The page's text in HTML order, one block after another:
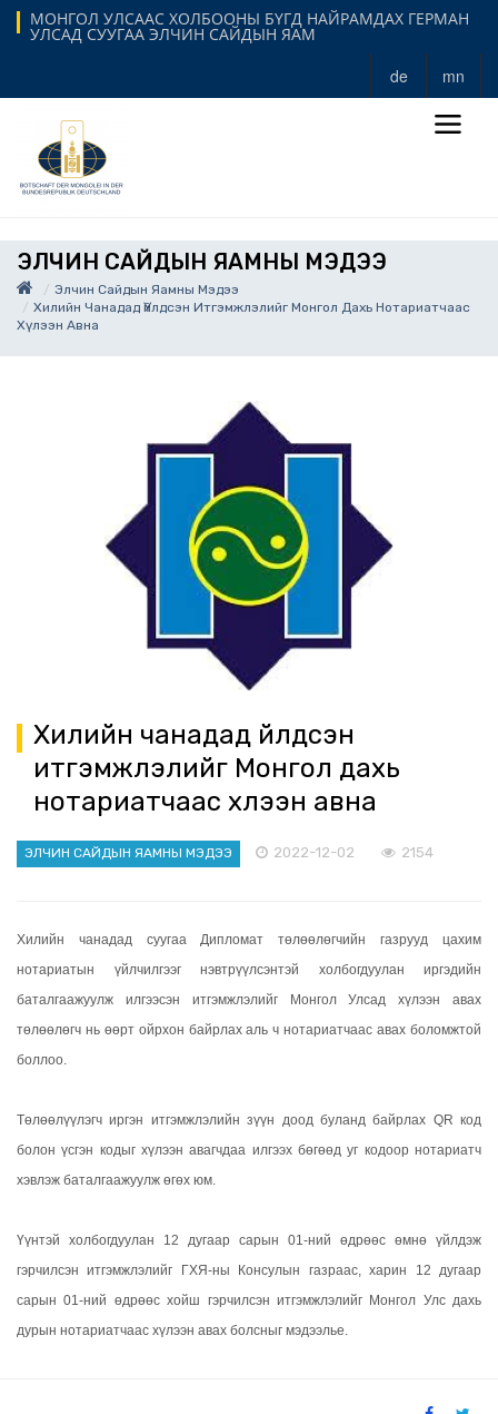
МОНГОЛ УЛСААС ХОЛБООНЫ БҮГД НАЙРАМДАХ ГЕРМАН
УЛСАД СУУГАА ЭЛЧИН САЙДЫН ЯАМ
de mn
ЭЛЧИН САЙДЫН ЯАМНЫ МЭДЭЭ
Элчин Сайдын Яамны Мэдээ
Хилийн Чанадад Үйлдсэн Итгэмжлэлийг Монгол Дахь Нотариатчаас
Хүлээн Авна
Хилийн чанадад үйлдсэн
итгэмжлэлийг Монгол дахь
нотариатчаас хүлээн авна
ЭЛЧИН САЙДЫН ЯАМНЫ МЭДЭЭ 2022-12-02 2154
Хилийн чанадад суугаа Дипломат төлөөлөгчийн газрууд цахим
нотариатын үйлчилгээг нэвтрүүлсэнтэй холбогдуулан иргэдийн
баталгаажуулж илгээсэн итгэмжлэлийг Монгол Улсад хүлээн авах
төлөөлөгч нь өөрт ойрхон байрлах аль ч нотариатчаас авах боломжтой
боллоо.
Төлөөлүүлэгч иргэн итгэмжлэлийн зүүн доод буланд байрлах QR код
болон үсгэн кодыг хүлээн авагчдаа илгээх бөгөөд уг кодоор нотариатч
хэвлэж баталгаажуулж өгөх юм.
Үүнтэй холбогдуулан 12 дугаар сарын 01-ний өдрөөс өмнө үйлдэж
гэрчилсэн итгэмжлэлийг ГХЯ-ны Консулын газраас, харин 12 дугаар
сарын 01-ний өдрөөс хойш гэрчилсэн итгэмжлэлийг Монгол Улс дахь
дурын нотариатчаас хүлээн авах болсныг мэдээлье.